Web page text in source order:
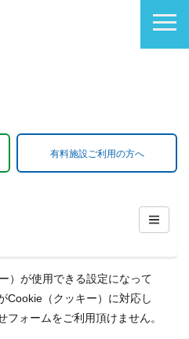
有料施設ご利用の方へ
）が使用できる設定になって
Cookie（クッキー）に対応し
フォームをご利用頂けません。